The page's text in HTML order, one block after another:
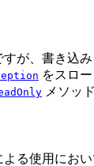
が、書き込
をスロ
メソッ
る使用にお